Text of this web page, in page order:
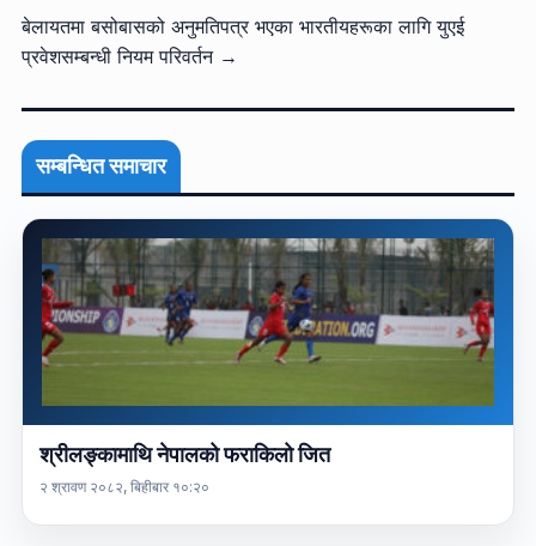
बेलायतमा बसोबासको अनुमतिपत्र भएका भारतीयहरूका लागि युएई
प्रवेशसम्बन्धी नियम परिवर्तन →
सम्बन्धित समाचार
श्रीलङ्कामाथि नेपालको फराकिलो जित
२ श्रावण २०८२, बिहीबार १०:२०